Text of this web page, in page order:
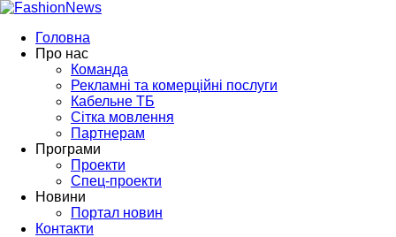
Головна
Про нас
Команда
Рекламні та комерційні послуги
Кабельне ТБ
Сітка мовлення
Партнерам
Програми
Проекти
Спец-проекти
Новини
Портал новин
Контакти